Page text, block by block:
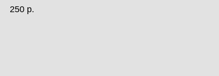
250 р.